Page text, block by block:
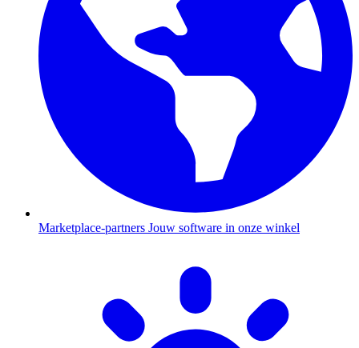
Marketplace-partners Jouw software in onze winkel